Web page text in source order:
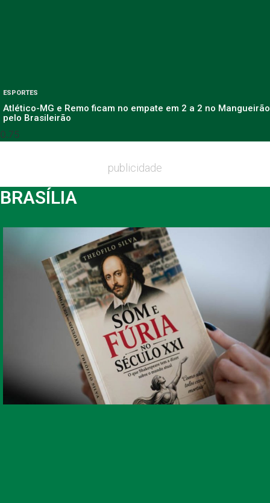
ESPORTES
Atlético-MG e Remo ficam no empate em 2 a 2 no Mangueirão
pelo Brasileirão
publicidade
BRASÍLIA